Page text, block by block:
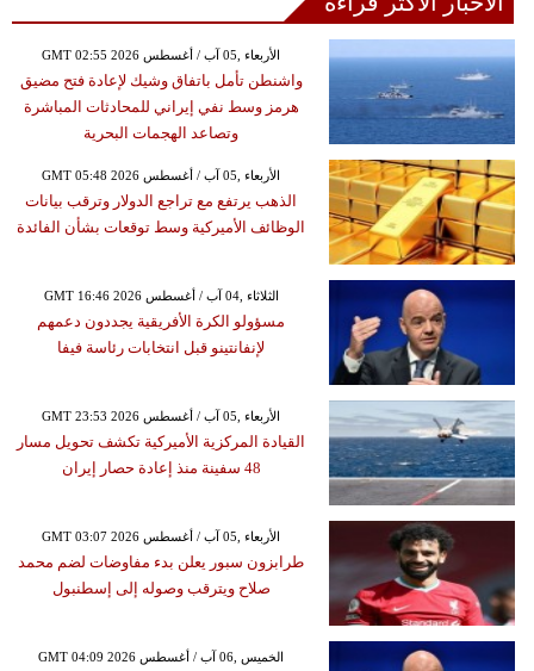
GMT 02:55 2026 الأربعاء ,05 آب / أغسطس
واشنطن تأمل باتفاق وشيك لإعادة فتح مضيق
هرمز وسط نفي إيراني للمحادثات المباشرة
وتصاعد الهجمات البحرية
GMT 05:48 2026 الأربعاء ,05 آب / أغسطس
الذهب يرتفع مع تراجع الدولار وترقب بيانات
الوظائف الأميركية وسط توقعات بشأن الفائدة
GMT 16:46 2026 الثلاثاء ,04 آب / أغسطس
مسؤولو الكرة الأفريقية يجددون دعمهم
لإنفانتينو قبل انتخابات رئاسة فيفا
GMT 23:53 2026 الأربعاء ,05 آب / أغسطس
القيادة المركزية الأميركية تكشف تحويل مسار
48 سفينة منذ إعادة حصار إيران
GMT 03:07 2026 الأربعاء ,05 آب / أغسطس
طرابزون سبور يعلن بدء مفاوضات لضم محمد
صلاح ويترقب وصوله إلى إسطنبول
GMT 04:09 2026 الخميس ,06 آب / أغسطس